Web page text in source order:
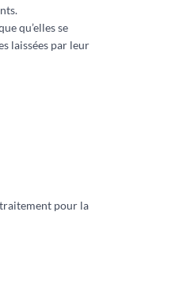
qu’elles se
laissées par leur
pour la